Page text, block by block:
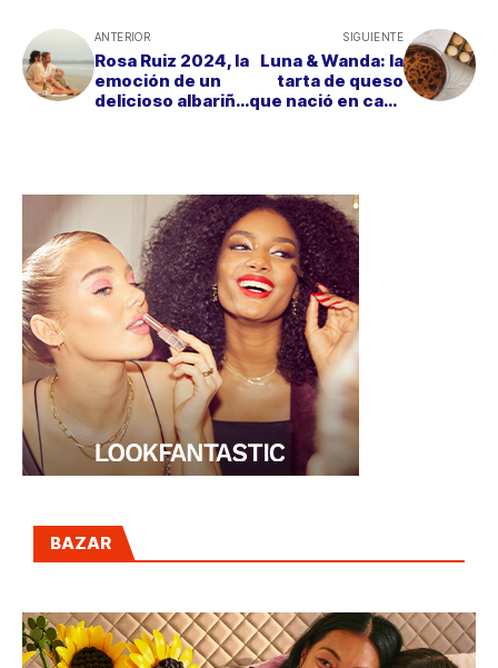
ANTERIOR
Rosa Ruiz 2024, la
emoción de un
delicioso albariño
SIGUIENTE
Luna & Wanda: la
tarta de queso
que nació en casa
BAZAR